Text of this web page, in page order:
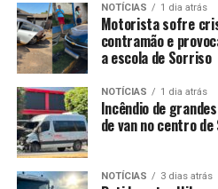
NOTÍCIAS 1 dia atrás
Motorista sofre
contramão e
a escola de Sorriso
NOTÍCIAS 1 dia atrás
Incêndio de
de van no centro
NOTÍCIAS 3 dias atrás